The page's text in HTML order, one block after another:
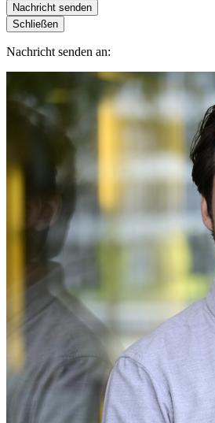
Nachricht senden
Schließen
Nachricht senden an: